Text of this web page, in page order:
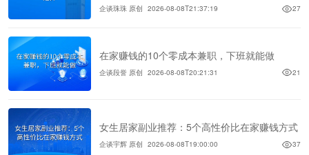
企谈珠珠 原创 2026-08-08T21:37:19 27
在家赚钱的10个零成本兼职，下班就能做
企谈段誉 原创 2026-08-08T20:21:31 21
女生居家副业推荐：5个高性价比在家赚钱方式
企谈宇辉 原创 2026-08-08T19:00:00 37